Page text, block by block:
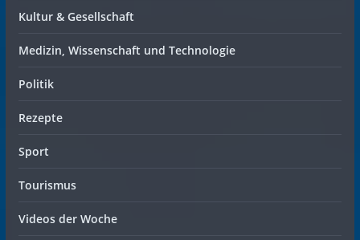
Kultur & Gesellschaft
Medizin, Wissenschaft und Technologie
Politik
Rezepte
Sport
Tourismus
Videos der Woche